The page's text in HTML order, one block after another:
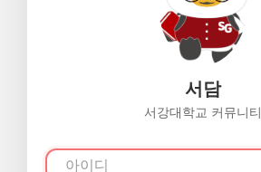
서담
서강대학교 커뮤니티